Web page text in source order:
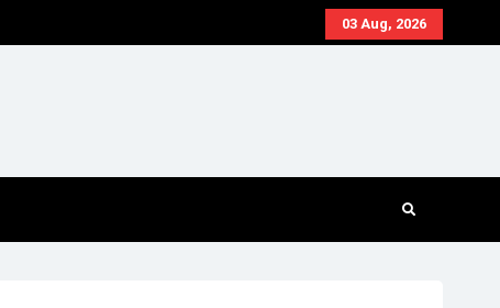
03 Aug, 2026